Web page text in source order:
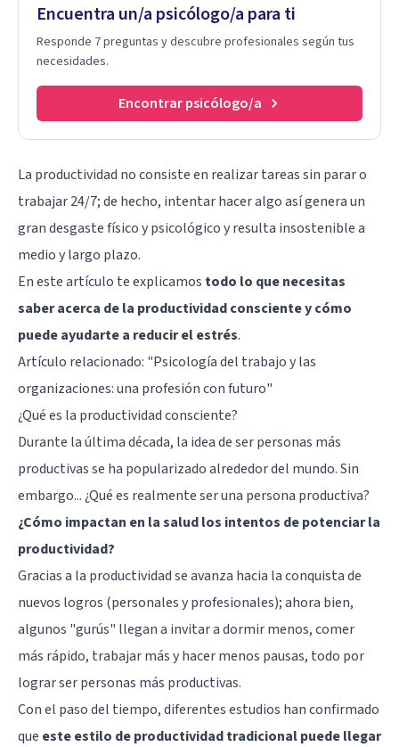
Encuentra un/a psicólogo/a para ti
Responde 7 preguntas y descubre profesionales según tus
necesidades.
Encontrar psicólogo/a
La productividad no consiste en realizar tareas sin parar o
trabajar 24/7; de hecho, intentar hacer algo así genera un
gran desgaste físico y psicológico y resulta insostenible a
medio y largo plazo.
En este artículo te explicamos todo lo que necesitas
saber acerca de la productividad consciente y cómo
puede ayudarte a reducir el estrés.
Artículo relacionado: "Psicología del trabajo y las
organizaciones: una profesión con futuro"
¿Qué es la productividad consciente?
Durante la última década, la idea de ser personas más
productivas se ha popularizado alrededor del mundo. Sin
embargo... ¿Qué es realmente ser una persona productiva?
¿Cómo impactan en la salud los intentos de potenciar la
productividad?
Gracias a la productividad se avanza hacia la conquista de
nuevos logros (personales y profesionales); ahora bien,
algunos "gurús" llegan a invitar a dormir menos, comer
más rápido, trabajar más y hacer menos pausas, todo por
lograr ser personas más productivas.
Con el paso del tiempo, diferentes estudios han confirmado
que este estilo de productividad tradicional puede llegar